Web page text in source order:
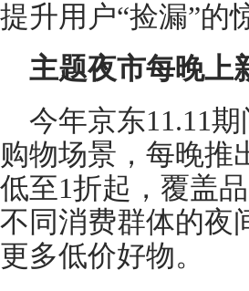
提升用户“捡漏”的
主题夜市每晚上
今年京东11.11
购物场景，每晚推
低至1折起，覆盖
不同消费群体的夜
更多低价好物。